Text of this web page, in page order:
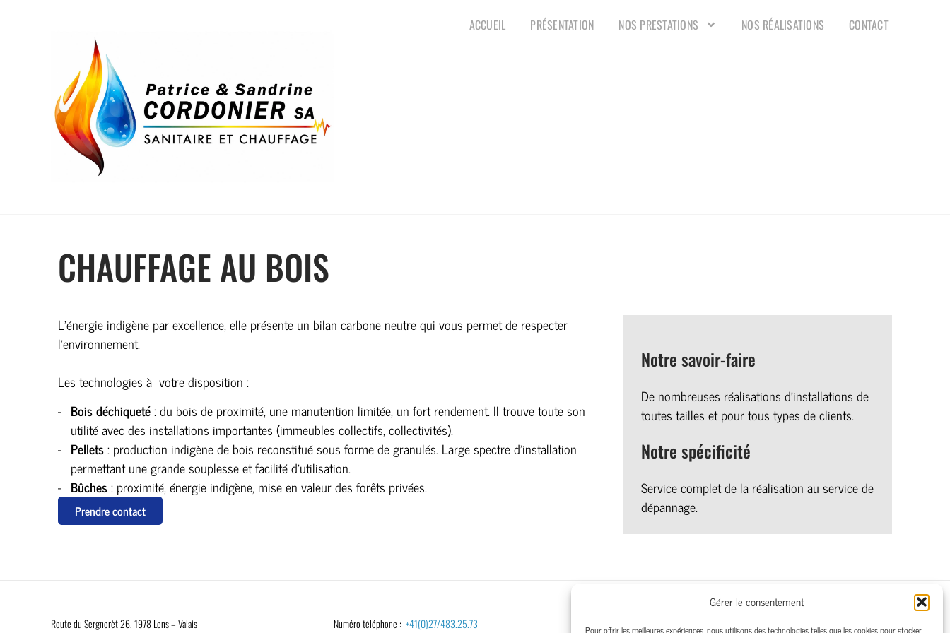
Gérer le consentement
Pour offrir les meilleures expériences, nous utilisons des technologies telles que les cookies pour stocker
ACCUEIL PRÉSENTATION NOS PRESTATIONS NOS RÉALISATIONS CONTACT
CHAUFFAGE AU BOIS
L’énergie indigène par excellence, elle présente un bilan carbone neutre qui vous permet de respecter
l’environnement.
Les technologies à votre disposition :
Bois déchiqueté: du bois de proximité, une manutention limitée, un fort rendement. Il trouve toute son
utilité avec des installations importantes (immeubles collectifs, collectivités).
Pellets: production indigène de bois reconstitué sous forme de granulés. Large spectre d’installation
permettant une grande souplesse et facilité d’utilisation.
Bûches: proximité, énergie indigène, mise en valeur des forêts privées.
Prendre contact
Notre savoir-faire
De nombreuses réalisations d’installations de
toutes tailles et pour tous types de clients.
Notre spécificité
Service complet de la réalisation au service de
dépannage.
Route du Sergnorèt 26, 1978 Lens – Valais
​Numéro téléphone : +41(0)27/483.25.73